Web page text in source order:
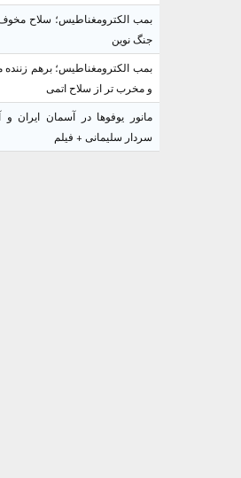
بمب الکترومغناطیس؛ سلاح
جنگ نوین
بمب الکترومغناطیس؛ برهم زننده
و مخرب تر از سلاح اتمی
مانور یوفوها در آسمان ایران
سردار سلیمانی + فیلم